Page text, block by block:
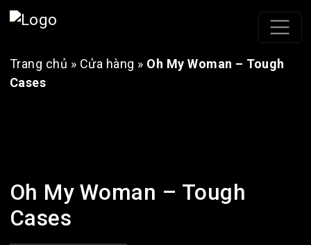
Trang chủ » Cửa hàng » Oh My Woman – Tough
Cases
Oh My Woman – Tough
Cases